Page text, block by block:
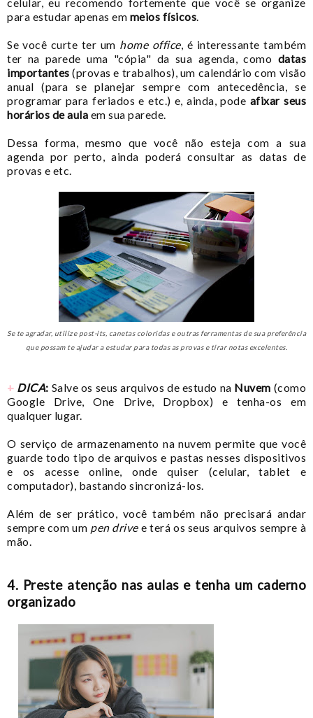
para estudar apenas em meios físicos
Se você curte ter um home office, é interessante também
ter na parede uma "cópia" da sua agenda, como datas
importantes (provas e trabalhos), um calendário com visão
anual (para se planejar sempre com antecedência, se
programar para feriados e etc.) e, ainda, pode afixar seus
horários de aula em sua parede.
Dessa forma, mesmo que você não esteja com a sua
agenda por perto, ainda poderá consultar as datas de
provas e etc.
Se te agradar, utilize post-its, canetas coloridas e outras ferramentas de sua preferência
que possam te ajudar a estudar para todas as provas e tirar notas excelentes.
+ DICA: Salve os seus arquivos de estudo na Nuvem (como
Google Drive, One Drive, Dropbox) e tenha-os em
qualquer lugar.
O serviço de armazenamento na nuvem permite que você
guarde todo tipo de arquivos e pastas nesses dispositivos
e os acesse online, onde quiser (celular, tablet e
computador), bastando sincronizá-los.
Além de ser prático, você também não precisará andar
sempre com um pen drivee terá os seus arquivos sempre à
mão.
4. Preste atenção nas aulas e tenha um caderno
organizado